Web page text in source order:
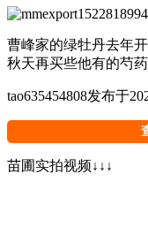
曹峰家的绿牡丹去年
秋天再买些他有的芍药
tao635454808发布于
苗圃实拍视频↓↓↓